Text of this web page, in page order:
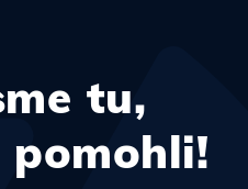
tu,
pomohli!